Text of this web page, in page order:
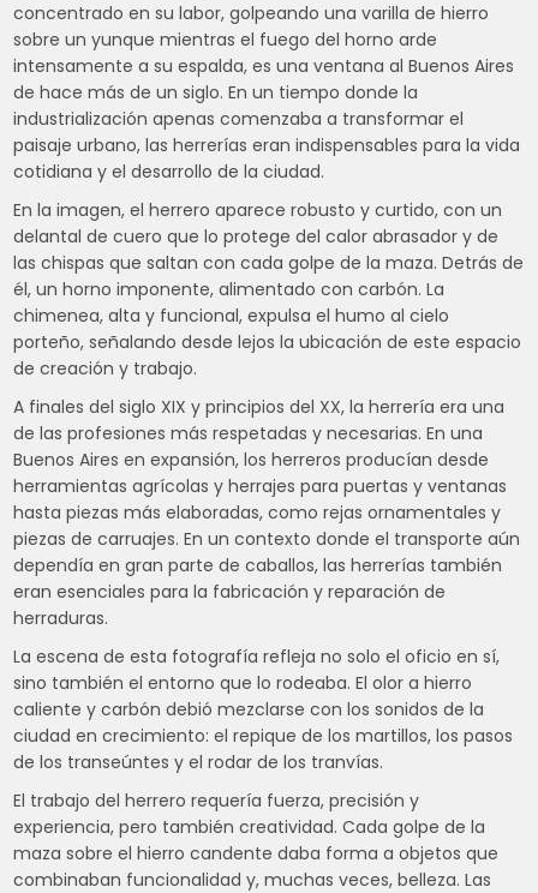
concentrado en su labor, golpeando una varilla de hierro
sobre un yunque mientras el fuego del horno arde
intensamente a su espalda, es una ventana al Buenos Aires
de hace más de un siglo. En un tiempo donde la
industrialización apenas comenzaba a transformar el
paisaje urbano, las herrerías eran indispensables para la vida
cotidiana y el desarrollo de la ciudad.
En la imagen, el herrero aparece robusto y curtido, con un
delantal de cuero que lo protege del calor abrasador y de
las chispas que saltan con cada golpe de la maza. Detrás de
él, un horno imponente, alimentado con carbón. La
chimenea, alta y funcional, expulsa el humo al cielo
porteño, señalando desde lejos la ubicación de este espacio
de creación y trabajo.
A finales del siglo XIX y principios del XX, la herrería era una
de las profesiones más respetadas y necesarias. En una
Buenos Aires en expansión, los herreros producían desde
herramientas agrícolas y herrajes para puertas y ventanas
hasta piezas más elaboradas, como rejas ornamentales y
piezas de carruajes. En un contexto donde el transporte aún
dependía en gran parte de caballos, las herrerías también
eran esenciales para la fabricación y reparación de
herraduras.
La escena de esta fotografía refleja no solo el oficio en sí,
sino también el entorno que lo rodeaba. El olor a hierro
caliente y carbón debió mezclarse con los sonidos de la
ciudad en crecimiento: el repique de los martillos, los pasos
de los transeúntes y el rodar de los tranvías.
El trabajo del herrero requería fuerza, precisión y
experiencia, pero también creatividad. Cada golpe de la
maza sobre el hierro candente daba forma a objetos que
combinaban funcionalidad y, muchas veces, belleza. Las